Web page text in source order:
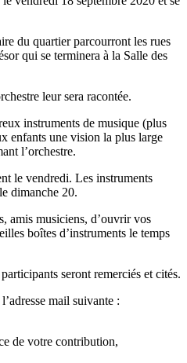
du quartier parcourront les rues
qui se terminera à la Salle des
leur sera racontée.
instruments de musique (plus
enfants une vision la plus large
l’orchestre.
le vendredi. Les instruments
dimanche 20.
amis musiciens, d’ouvrir vos
boîtes d’instruments le temps
seront remerciés et cités.
mail suivante :
de votre contribution,